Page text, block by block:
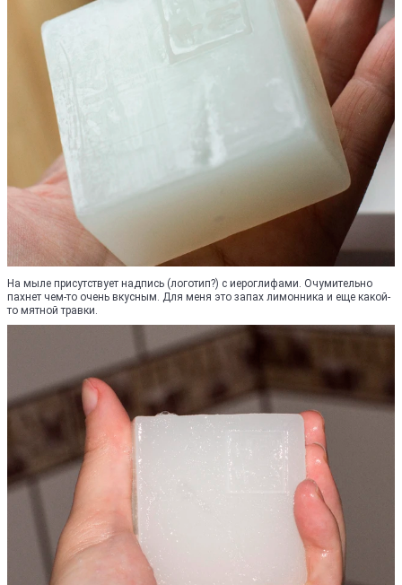
На мыле присутствует надпись (логотип?) с иероглифами. Очумительно
пахнет чем-то очень вкусным. Для меня это запах лимонника и еще какой-
то мятной травки.